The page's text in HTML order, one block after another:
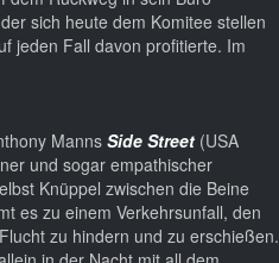
sich heute dem Komitee stellen
jeden Fall davon profitierte. Im
Manns Side Street (USA
und sogar empathischer
Knüppel zwischen die Beine
es zu einem Verkehrsunfall, den
zu hindern und zu erschießen.